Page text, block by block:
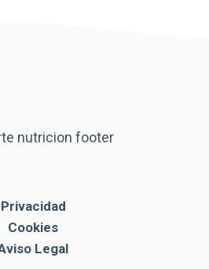
Privacidad
Cookies
Legal